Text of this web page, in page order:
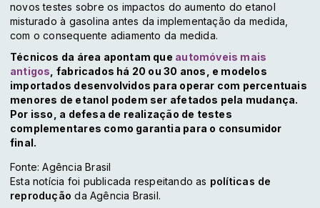
novos testes sobre os impactos do aumento do etanol
misturado à gasolina antes da implementação da medida,
com o consequente adiamento da medida.
Técnicos da área apontam que automóveis mais
antigos , fabricados há 20 ou 30 anos, e modelos
importados desenvolvidos para operar com percentuais
menores de etanol podem ser afetados pela mudança.
Por isso, a defesa de realização de testes
complementares como garantia para o consumidor
final.
Fonte: Agência Brasil
Esta notícia foi publicada respeitando as políticas de
reprodução da Agência Brasil.